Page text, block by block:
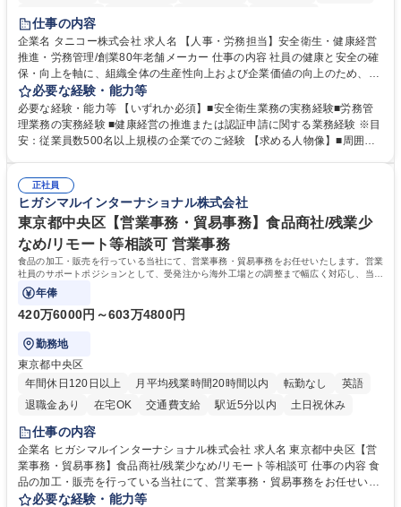
完全週休2日制
寮・社宅あり
仕事の内容
企業名 タニコー株式会社 求人名 【人事・労務担当】安全衛生・健康経営
推進・労務管理/創業80年老舗メーカー 仕事の内容 社員の健康と安全の確
保・向上を軸に、組織全体の生産性向上および企業価値の向上のため、経
営層と密接に連携しながら、定型業務にとどまらず、制度設計や施策立案
などの上流工程から関与していただきます。 【主な業務内容】■安全衛生
業務（ストレスチェック、健康診断の運用、産業医との連携 など）■健康
経営認証取得に向けた企画・推進■労務管理（労働時間の分析、労働環境
を底上げすべく、ともにご活躍いただける方の増員募集となります。 募集
職種 【人事・労務担当】安全衛生・健康経営推進・労務管理/創業80年老
舗メーカー
必要な経験・能力等
必要な経験・能力等 【いずれか必須】■安全衛生業務の実務経験■労務管
理業務の実務経験 ■健康経営の推進または認証申請に関する業務経験 ※目
安：従業員数500名以上規模の企業でのご経験 【求める人物像】■周囲
部門と連携しながら業務を推進できる方■Excelや労務管理システムの実務
使用経験をお持ちの方 学歴・資格 学歴：大学院 大学 高専 短大 専修学校
高校 語学力： 資格：
正社員
ヒガシマルインターナショナル株式会社
東京都中央区【営業事務・貿易事務】食品商社/残業少
なめ/リモート等相談可 営業事務
食品の加工・販売を行っている当社にて、営業事務・貿易事務をお任せいたします。営業
社員のサポートポジションとして、受発注から海外工場との調整まで幅広く対応し、当社
事業の根幹を支えていただきます。
年俸
420万6000円～603万4800円
勤務地
東京都中央区
年間休日120日以上
月平均残業時間20時間以内 転勤なし
英語
退職金あり
在宅OK 交通費支給 駅近5分以内 土日祝休み
仕事の内容
企業名 ヒガシマルインターナショナル株式会社 求人名 東京都中央区【営
業事務・貿易事務】食品商社/残業少なめ/リモート等相談可 仕事の内容 食
品の加工・販売を行っている当社にて、営業事務・貿易事務をお任せいた
します。営業社員のサポートポジションとして、受発注から海外工場との
必要な経験・能力等